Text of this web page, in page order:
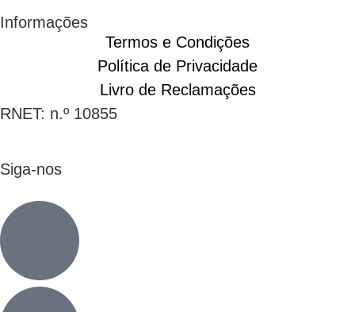
Informações
Termos e Condições
Política de Privacidade
Livro de Reclamações
RNET: n.º 10855
Siga-nos